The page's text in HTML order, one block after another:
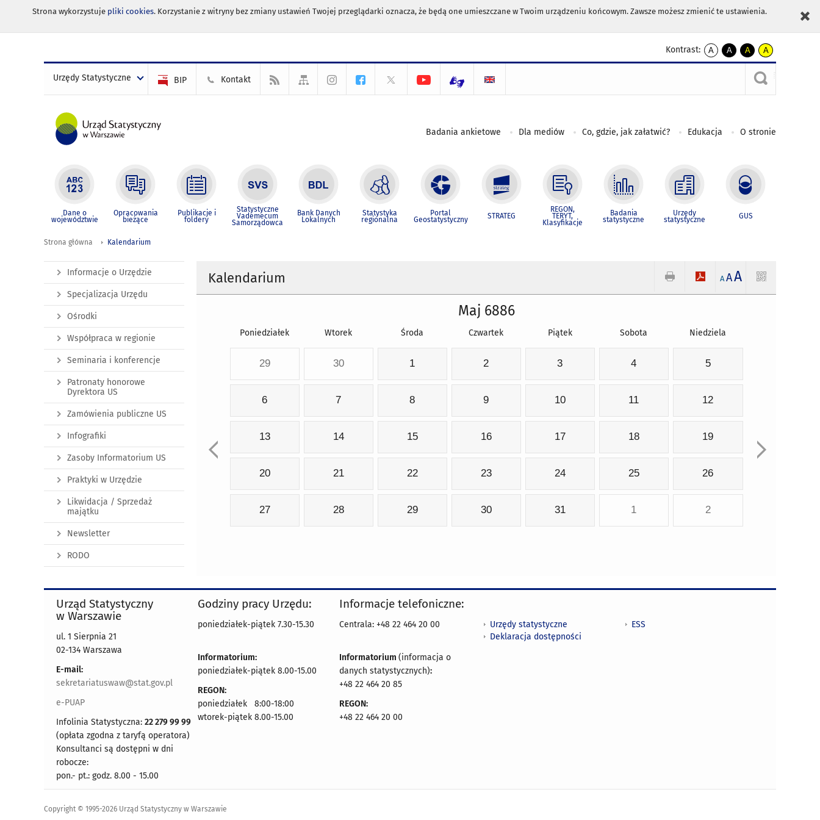
Strona wykorzystuje pliki cookies. Korzystanie z witryny bez zmiany ustawień Twojej przeglądarki oznacza, że będą one umieszczane w Twoim urządzeniu końcowym. Zawsze możesz zmienić te ustawienia.
Kontrast:
A
kontrast
A
kontrast
czarnym
A
kontrast
żółty
tekst
czarnym
A
kontrast
czarny
tekst
żółtym
Urzędy Statystyczne BIP Kontakt
Badania ankietowe Dla mediów Co, gdzie, jak załatwić? Edukacja O stronie
Dane o
województwie
Opracowania
bieżące
Publikacje i
foldery
Statystyczne
Vademecum
Samorządowca
Bank Danych
Lokalnych
Statystyka
regionalna
Portal
Geostatystyczny STRATEG
REGON,
TERYT,
Klasyfikacje
Badania
statystyczne
Urzędy
statystyczne GUS
Strona główna Kalendarium
Kalendarium A AA
Maj 6886
Poniedziałek Wtorek Środa Czwartek Piątek Sobota Niedziela
29 30 1 2 3 4 5
6 7 8 9 10 11 12
13 14 15 16 17 18 19
20 21 22 23 24 25 26
27 28 29 30 31 1 2
Informacje o Urzędzie
Specjalizacja Urzędu
Ośrodki
Współpraca w regionie
Seminaria i konferencje
Patronaty honorowe
Dyrektora US
Zamówienia publiczne US
Infografiki
Zasoby Informatorium US
Praktyki w Urzędzie
Likwidacja / Sprzedaż
majątku
Newsletter
RODO
Urząd Statystyczny
w Warszawie
ul. 1 Sierpnia 21
02-134 Warszawa
E-mail:
sekretariatuswaw@stat.gov.pl
e-PUAP
Infolinia Statystyczna: 22 279 99 99
(opłata zgodna z taryfą operatora)
Konsultanci są dostępni w dni
robocze:
pon.- pt.: godz. 8.00 - 15.00
Godziny pracy Urzędu:
poniedziałek-piątek 7.30-15.30
Informatorium:
poniedziałek-piątek 8.00-15.00
REGON:
poniedziałek 8:00-18:00
wtorek-piątek 8.00-15.00
Informacje telefoniczne:
Centrala: +48 22 464 20 00
Informatorium (informacja o
danych statystycznych):
+48 22 464 20 85
REGON:
+48 22 464 20 00
Urzędy statystyczne
Deklaracja dostępności
ESS
Copyright © 1995-2026 Urząd Statystyczny w Warszawie